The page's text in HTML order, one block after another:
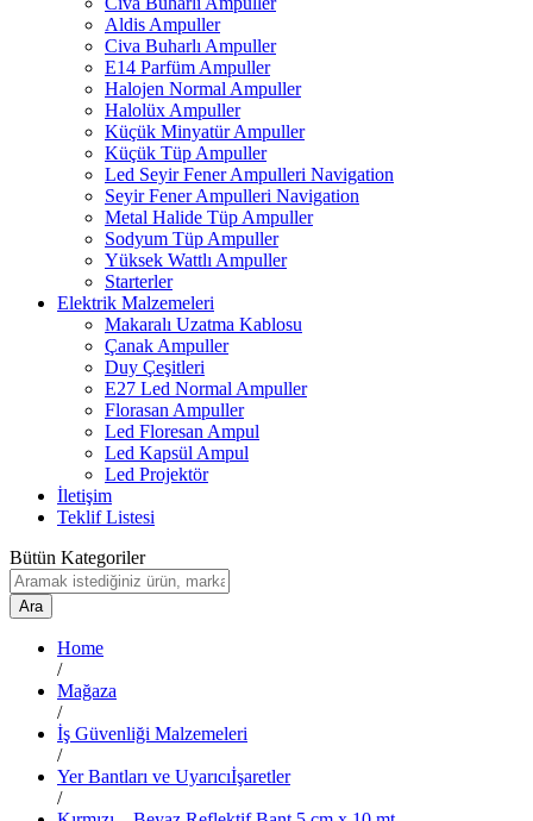
Aldis Ampuller
Civa Buharlı Ampuller
E14 Parfüm Ampuller
Halojen Normal Ampuller
Halolüx Ampuller
Küçük Minyatür Ampuller
Küçük Tüp Ampuller
Led Seyir Fener Ampulleri Navigation
Seyir Fener Ampulleri Navigation
Metal Halide Tüp Ampuller
Sodyum Tüp Ampuller
Yüksek Wattlı Ampuller
Starterler
Elektrik Malzemeleri
Makaralı Uzatma Kablosu
Çanak Ampuller
Duy Çeşitleri
E27 Led Normal Ampuller
Florasan Ampuller
Led Floresan Ampul
Led Kapsül Ampul
Led Projektör
İletişim
Teklif Listesi
Bütün Kategoriler
Ara
Home
/
Mağaza
/
İş Güvenliği Malzemeleri
/
Yer Bantları ve Uyarıcıİşaretler
/